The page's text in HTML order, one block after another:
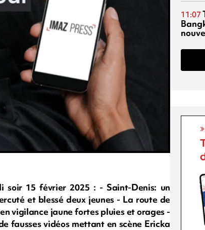
soir 15 février 2025 : - Saint-Denis: un
et blessé deux jeunes - La route de
vigilance jaune fortes pluies et orages -
fausses vidéos mettant en scène Ericka
11:07